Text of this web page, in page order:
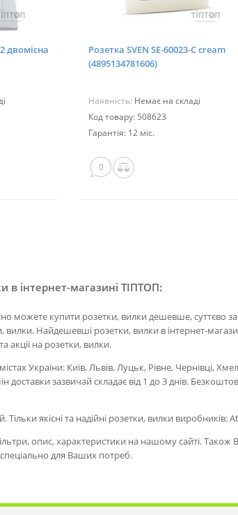
двомісна
Розетка SVEN SE-60023-C cream
(4895134781606)
Наявність: Немає на складі
Код товару: 508623
Гарантія: 12 міс.
0
в інтернет-магазині ТІПТОП:
можете купити розетки, вилки дешевше, суттєво
Найдешевші розетки, вилки в інтернет-
акції на розетки, вилки.
України: Київ, Львів, Луцьк, Рівне, Чернівці,
доставки зазвичай складає від 1 до 3 днів.
Тільки якісні та надійні розетки, вилки
опис, характеристики на нашому сайті. Також
для Ваших потреб.